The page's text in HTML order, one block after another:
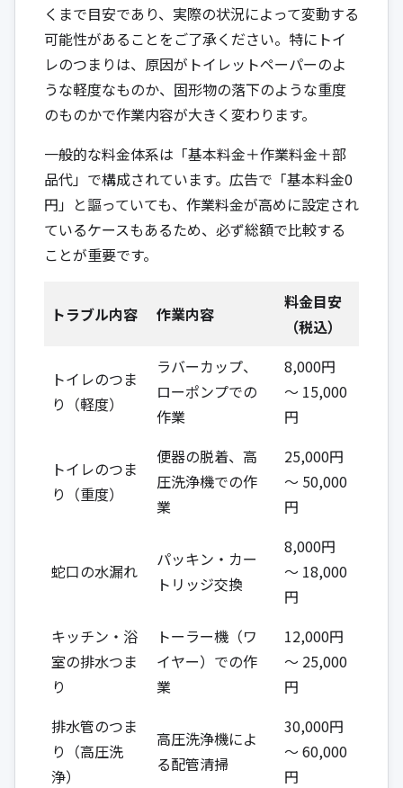
くまで目安であり、実際の状況によって変動する
可能性があることをご了承ください。特にトイ
レのつまりは、原因がトイレットペーパーのよ
うな軽度なものか、固形物の落下のような重度
のものかで作業内容が大きく変わります。
一般的な料金体系は「基本料金＋作業料金＋部
品代」で構成されています。広告で「基本料金0
円」と謳っていても、作業料金が高めに設定され
ているケースもあるため、必ず総額で比較する
ことが重要です。
トラブル内容 作業内容
料金目安
（税込）
トイレのつま
り（軽度）
ラバーカップ、
ローポンプでの
作業
8,000円
～ 15,000
円
トイレのつま
り（重度）
便器の脱着、高
圧洗浄機での作
業
25,000円
～ 50,000
円
蛇口の水漏れ
パッキン・カー
トリッジ交換
8,000円
～ 18,000
円
キッチン・浴
室の排水つま
り
トーラー機（ワ
イヤー）での作
業
12,000円
～ 25,000
円
排水管のつま
り（高圧洗
浄）
高圧洗浄機によ
る配管清掃
30,000円
～ 60,000
円